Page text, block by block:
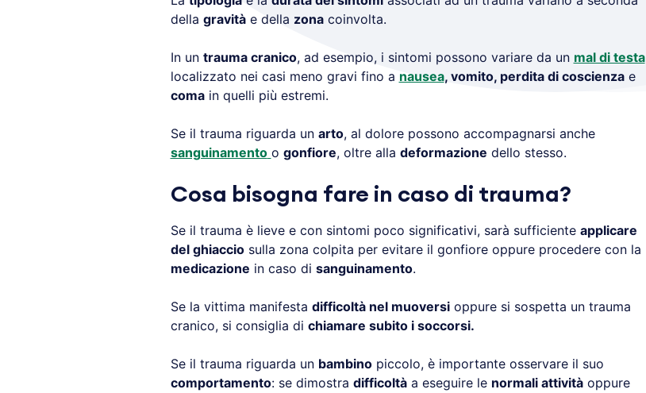
della gravitàe della zonacoinvolta.
In un trauma cranico, ad esempio, i sintomi possono variare da un mal di testa
localizzato nei casi meno gravi fino a nausea, vomito, perdita di coscienzae
comain quelli più estremi.
Se il trauma riguarda un arto, al dolore possono accompagnarsi anche
sanguinamento o gonfiore, oltre alla deformazione dello stesso.
Cosa bisogna fare in caso di trauma?
Se il trauma è lieve e con sintomi poco significativi, sarà sufficiente applicare
del ghiacciosulla zona colpita per evitare il gonfiore oppure procedere con la
medicazione in caso di sanguinamento.
Se la vittima manifesta difficoltà nel muoversioppure si sospetta un trauma
cranico, si consiglia di chiamare subito i soccorsi.
Se il trauma riguarda un bambinopiccolo, è importante osservare il suo
comportamento: se dimostra difficoltàa eseguire le normali attivitàoppure